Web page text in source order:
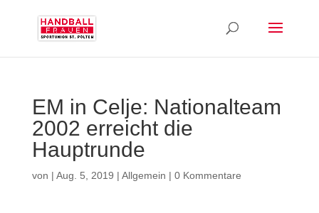
EM in Celje: Nationalteam
2002 erreicht die
Hauptrunde
von | Aug. 5, 2019 | Allgemein | 0 Kommentare